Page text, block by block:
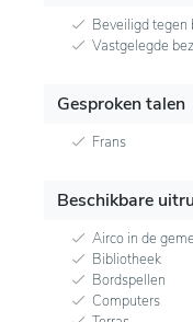
Beveiligd tegen
Vastgelegde
Gesproken talen
Frans
Beschikbare
Airco in de
Bibliotheek
Bordspellen
Computers